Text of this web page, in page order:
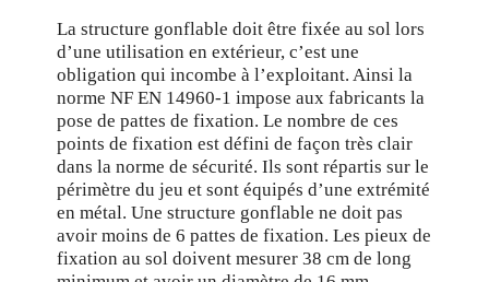
La structure gonflable doit être fixée au sol lors
d’une utilisation en extérieur, c’est une
obligation qui incombe à l’exploitant. Ainsi la
norme NF EN 14960-1 impose aux fabricants la
pose de pattes de fixation. Le nombre de ces
points de fixation est défini de façon très clair
dans la norme de sécurité. Ils sont répartis sur le
périmètre du jeu et sont équipés d’une extrémité
en métal. Une structure gonflable ne doit pas
avoir moins de 6 pattes de fixation. Les pieux de
fixation au sol doivent mesurer 38 cm de long